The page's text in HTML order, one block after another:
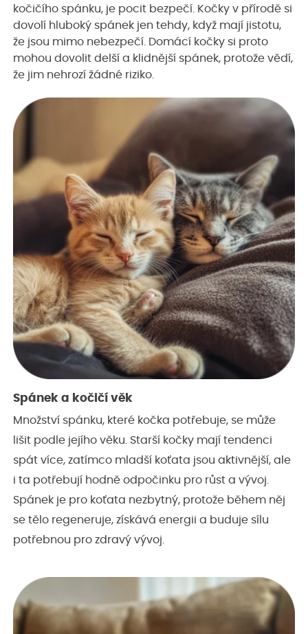
kočičího spánku, je pocit bezpečí. Kočky v přírodě si
dovolí hluboký spánek jen tehdy, když mají jistotu,
že jsou mimo nebezpečí. Domácí kočky si proto
mohou dovolit delší a klidnější spánek, protože vědí,
že jim nehrozí žádné riziko.
Spánek a kočičí věk
Množství spánku, které kočka potřebuje, se může
lišit podle jejího věku. Starší kočky mají tendenci
spát více, zatímco mladší koťata jsou aktivnější, ale
i ta potřebují hodně odpočinku pro růst a vývoj.
Spánek je pro koťata nezbytný, protože během něj
se tělo regeneruje, získává energii a buduje sílu
potřebnou pro zdravý vývoj.